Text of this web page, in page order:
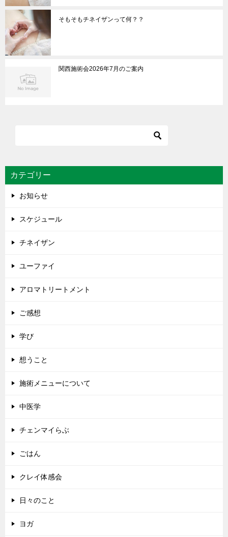
そもそもチネイザンって何？？
関西施術会2026年7月のご案内
カテゴリー
お知らせ
スケジュール
チネイザン
ユーファイ
アロマトリートメント
ご感想
学び
想うこと
施術メニューについて
中医学
チェンマイらぶ
ごはん
クレイ体感会
日々のこと
ヨガ